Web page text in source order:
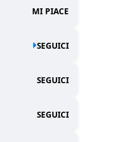
MI PIACE
SEGUICI
SEGUICI
SEGUICI